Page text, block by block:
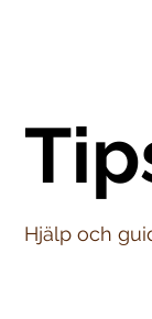
Hjälp och